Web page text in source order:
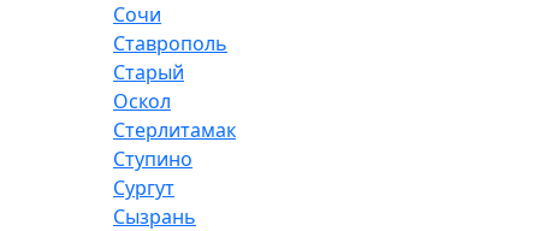
Сочи
Ставрополь
Старый
Оскол
Стерлитамак
Ступино
Сургут
Сызрань